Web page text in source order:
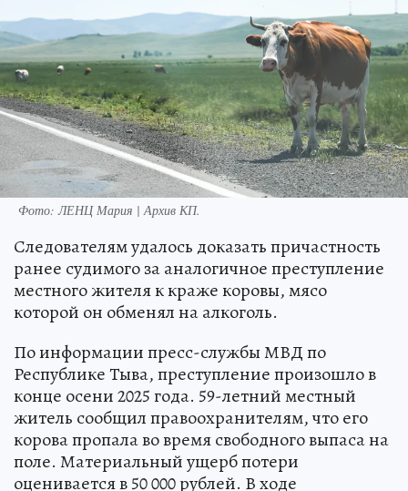
Фото:ЛЕНЦ Мария | Архив КП.
Следователям удалось доказать причастность
ранее судимого за аналогичное преступление
местного жителя к краже коровы, мясо
которой он обменял на алкоголь.
По информации пресс-службы МВД по
Республике Тыва, преступление произошло в
конце осени 2025 года. 59-летний местный
житель сообщил правоохранителям, что его
корова пропала во время свободного выпаса на
поле. Материальный ущерб потери
оценивается в 50 000 рублей. В ходе